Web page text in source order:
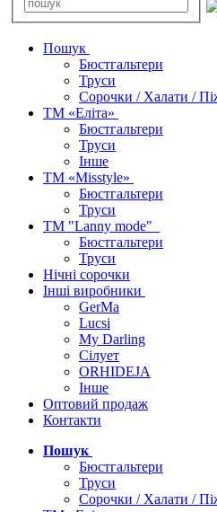
Пошук
Бюстгальтери
Труси
Сорочки / Халати /
ТМ «Еліта»
Бюстгальтери
Труси
Інше
ТМ «Misstyle»
Бюстгальтери
Труси
ТМ "Lanny mode"
Бюстгальтери
Труси
Нічні сорочки
Інші виробники
GerMa
Lucsi
My Darling
Сілует
ORHIDEJA
Інше
Оптовий продаж
Контакти
Пошук
Бюстгальтери
Труси
Сорочки / Халати /